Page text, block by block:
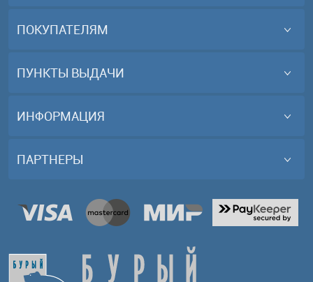
ПОКУПАТЕЛЯМ
ПУНКТЫ ВЫДАЧИ
ИНФОРМАЦИЯ
ПАРТНЕРЫ